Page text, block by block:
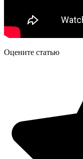
Оцените статью